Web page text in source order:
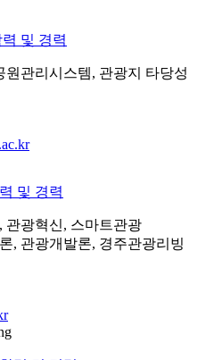
력 및 경력
원관리시스템, 관광지 타당성
및 경력
관광혁신, 스마트관광
, 관광개발론, 경주관광리빙